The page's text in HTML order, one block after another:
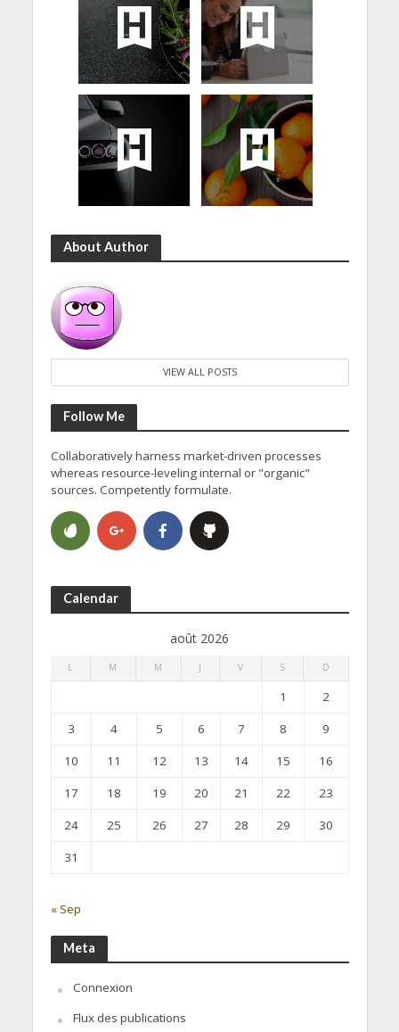
About Author
VIEW ALL POSTS
Follow Me
Collaboratively harness market-driven processes
whereas resource-leveling internal or "organic"
sources. Competently formulate.
Calendar
août 2026
L M M J V S D
1
2
3
4 5 6 7 8
9
10
11 12 13 14 15
16
17
18 19 20 21 22
23
24
25 26 27 28 29
30
31
« Sep
Meta
Connexion
Flux des publications